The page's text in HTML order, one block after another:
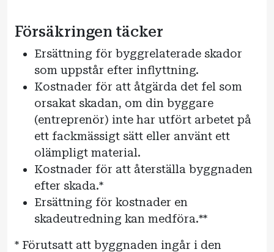
Försäkringen täcker
Ersättning för byggrelaterade skador
som uppstår efter inflyttning.
Kostnader för att åtgärda det fel som
orsakat skadan, om din byggare
(entreprenör) inte har utfört arbetet på
ett fackmässigt sätt eller använt ett
olämpligt material.
Kostnader för att återställa byggnaden
efter skada.*
Ersättning för kostnader en
skadeutredning kan medföra.**
* Förutsatt att byggnaden ingår i den